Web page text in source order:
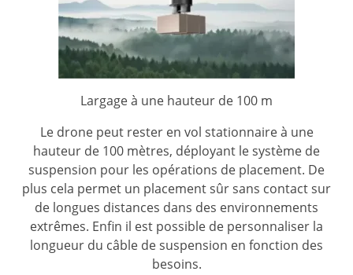
Largage à une hauteur de 100 m
Le drone peut rester en vol stationnaire à une
hauteur de 100 mètres, déployant le système de
suspension pour les opérations de placement. De
plus cela permet un placement sûr sans contact sur
de longues distances dans des environnements
extrêmes. Enfin il est possible de personnaliser la
longueur du câble de suspension en fonction des
besoins.